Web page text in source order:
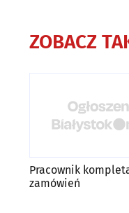
ZOBACZ
Pracownik
zamówień